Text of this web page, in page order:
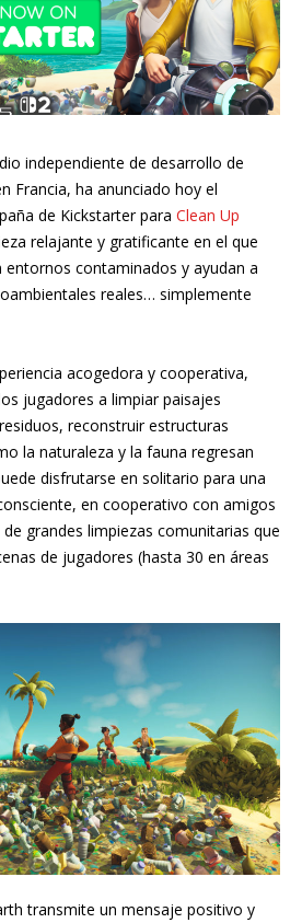
independiente de desarrollo de
Francia, ha anunciado hoy el
de Kickstarter para Clean Up
relajante y gratificante en el que
contaminados y ayudan a
reales… simplemente
acogedora y cooperativa,
jugadores a limpiar paisajes
reconstruir estructuras
la naturaleza y la fauna regresan
disfrutarse en solitario para una
en cooperativo con amigos
grandes limpiezas comunitarias que
de jugadores (hasta 30 en áreas
transmite un mensaje positivo y